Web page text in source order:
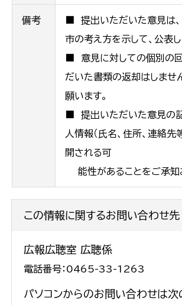
備考
■ 提出いただいた意見は
市の考え方を示して、公表し
■ 意見に対しての個別の
だいた書類の返却はしませ
願います。
■ 提出いただいた意見の
人情報（氏名、住所、連絡先
開される可
能性があることをご承知
この情報に関するお問い合わせ先
広報広聴室 広聴係
電話番号：0465-33-1263
パソコンからのお問い合わせは次